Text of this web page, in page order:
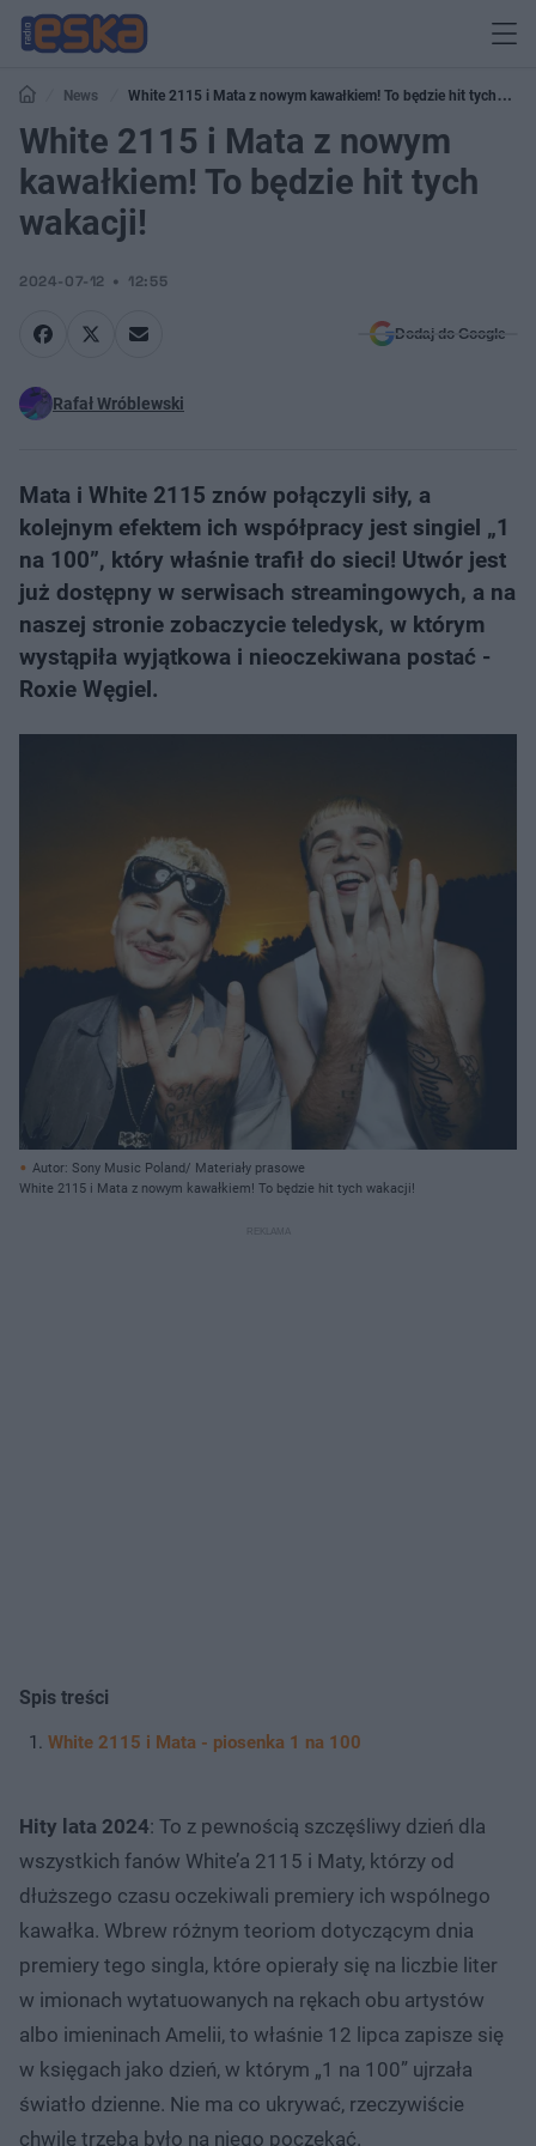
News
White 2115 i Mata z nowym kawałkiem! To będzie hit tych
wakacji!
White 2115 i Mata z nowym
kawałkiem! To będzie hit tych
wakacji!
2024-07-12 12:55
Dodaj do Google
Rafał Wróblewski
Mata i White 2115 znów połączyli siły, a
kolejnym efektem ich współpracy jest singiel „1
na 100”, który właśnie trafił do sieci! Utwór jest
już dostępny w serwisach streamingowych, a na
naszej stronie zobaczycie teledysk, w którym
wystąpiła wyjątkowa i nieoczekiwana postać -
Roxie Węgiel.
Autor: Sony Music Poland/ Materiały prasowe
White 2115 i Mata z nowym kawałkiem! To będzie hit tych wakacji!
Spis treści
White 2115 i Mata - piosenka 1 na 100
Hity lata 2024: To z pewnością szczęśliwy dzień dla
wszystkich fanów White’a 2115 i Maty, którzy od
dłuższego czasu oczekiwali premiery ich wspólnego
kawałka. Wbrew różnym teoriom dotyczącym dnia
premiery tego singla, które opierały się na liczbie liter
w imionach wytatuowanych na rękach obu artystów
albo imieninach Amelii, to właśnie 12 lipca zapisze się
w księgach jako dzień, w którym „1 na 100” ujrzała
światło dzienne. Nie ma co ukrywać, rzeczywiście
chwilę trzeba było na niego poczekać.